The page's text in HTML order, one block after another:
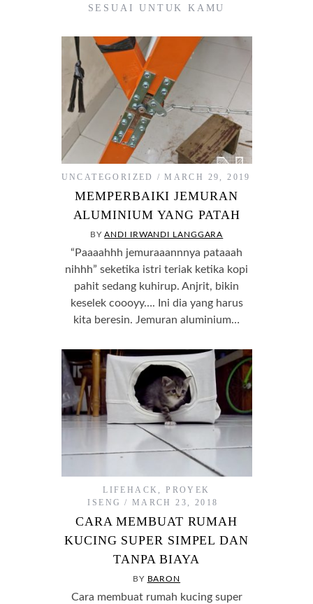
SESUAI UNTUK KAMU
UNCATEGORIZED MARCH 29, 2019
MEMPERBAIKI JEMURAN
ALUMINIUM YANG PATAH
BYANDI IRWANDI LANGGARA
“Paaaahhh jemuraaannnya pataaah
nihhh” seketika istri teriak ketika kopi
pahit sedang kuhirup. Anjrit, bikin
keselek coooyy…. Ini dia yang harus
kita beresin. Jemuran aluminium…
LIFEHACK ,PROYEK
ISENG
MARCH 23, 2018
CARA MEMBUAT RUMAH
KUCING SUPER SIMPEL DAN
TANPA BIAYA
BY BARON
Cara membuat rumah kucing super